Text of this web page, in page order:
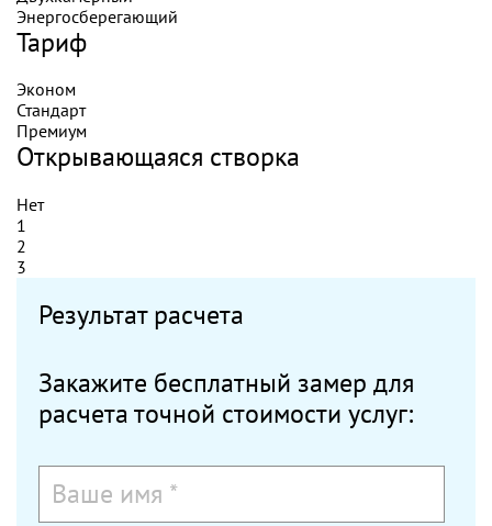
Энергосберегающий
Тариф
Эконом
Стандарт
Премиум
Открывающаяся створка
Нет
1
2
3
Результат расчета
Закажите бесплатный замер для
расчета точной стоимости услуг: